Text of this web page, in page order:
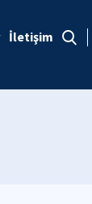
İletişim